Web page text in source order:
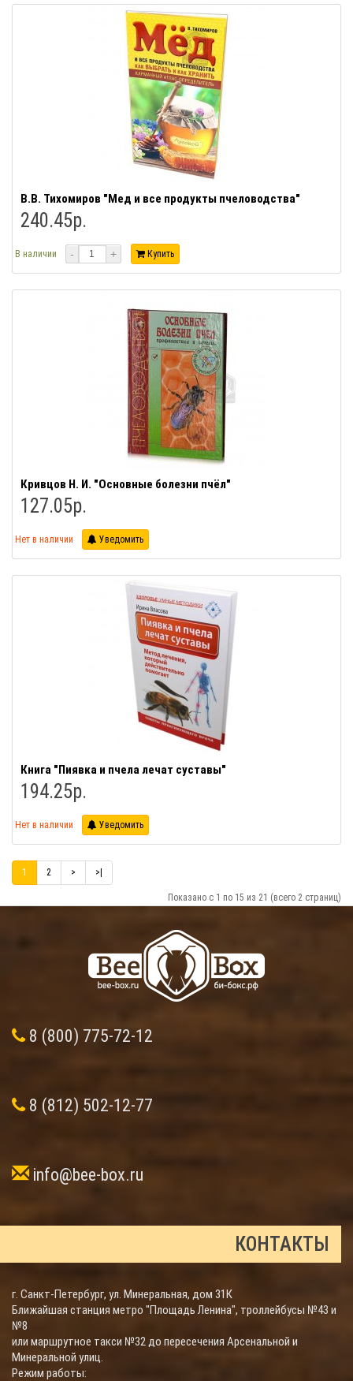
В.В. Тихомиров "Мед и все продукты пчеловодства"
240.45р.
В наличии - + Купить
Кривцов Н. И. "Основные болезни пчёл"
127.05р.
Нет в наличии Уведомить
Книга "Пиявка и пчела лечат суставы"
194.25р.
Нет в наличии Уведомить
1 2 > >|
Показано с 1 по 15 из 21 (всего 2 страниц)
8 (800) 775-72-12
8 (812) 502-12-77
info@bee-box.ru
КОНТАКТЫ
г. Санкт-Петербург, ул. Минеральная, дом 31К
Ближайшая станция метро "Площадь Ленина", троллейбусы №43 и
№8
или маршрутное такси №32 до пересечения Арсенальной и
Минеральной улиц.
Режим работы: